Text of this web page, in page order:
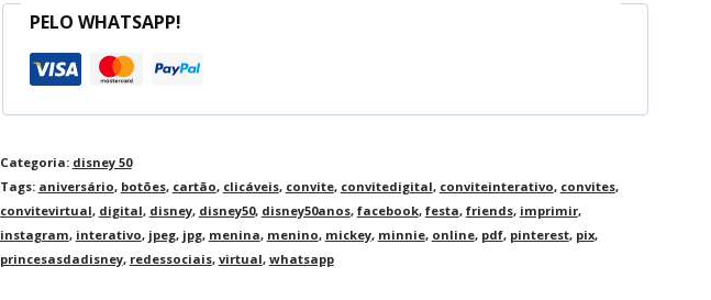
PELO WHATSAPP!
Categoria: disney 50
Tags: aniversário, botões, cartão, clicáveis, convite, convitedigital, conviteinterativo, convites,
convitevirtual, digital, disney, disney50, disney50anos, facebook, festa, friends, imprimir,
instagram, interativo, jpeg, jpg, menina, menino, mickey, minnie, online, pdf, pinterest, pix,
princesasdadisney, redessociais, virtual, whatsapp